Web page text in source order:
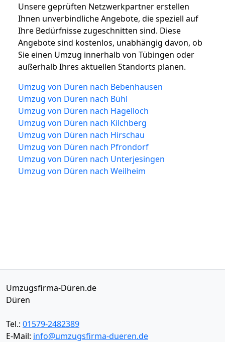
Unsere geprüften Netzwerkpartner erstellen
Ihnen unverbindliche Angebote, die speziell auf
Ihre Bedürfnisse zugeschnitten sind. Diese
Angebote sind kostenlos, unabhängig davon, ob
Sie einen Umzug innerhalb von Tübingen oder
außerhalb Ihres aktuellen Standorts planen.
Umzug von Düren nach Bebenhausen
Umzug von Düren nach Bühl
Umzug von Düren nach Hagelloch
Umzug von Düren nach Kilchberg
Umzug von Düren nach Hirschau
Umzug von Düren nach Pfrondorf
Umzug von Düren nach Unterjesingen
Umzug von Düren nach Weilheim
Umzugsfirma-Düren.de
Düren
Tel.: 01579-2482389
E-Mail: info@umzugsfirma-dueren.de